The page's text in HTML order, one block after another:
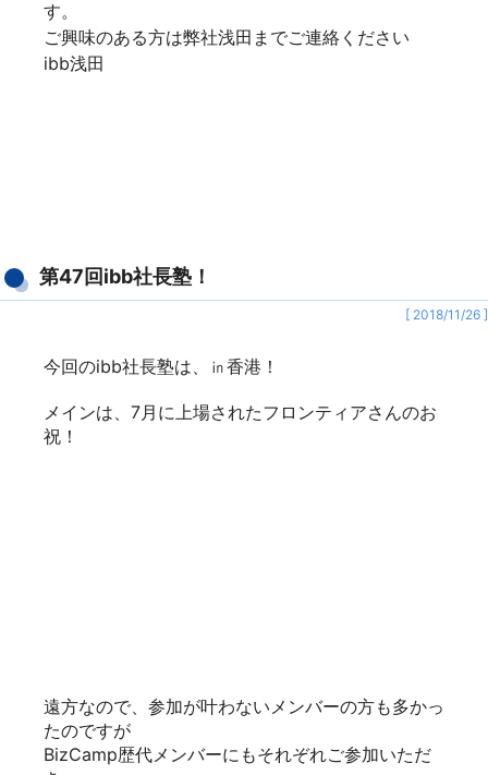
き、
賑やかな会となりました！
なんと！！
香港にて、豪華な第47回となりました！
記念すべき50回まで、カウントダウンの始まりで
す＾＾